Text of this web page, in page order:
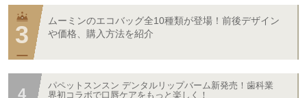
ムーミンのエコバッグ全10種類が登場！前後デザイン
や価格、購入方法を紹介
パペットスンスン デンタルリップバーム新発売！歯科業
界初コラボで口唇ケアをもっと楽しく！